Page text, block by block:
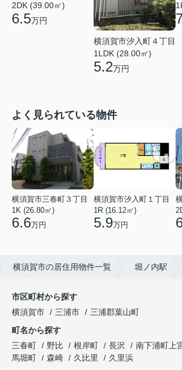
2DK (39.00㎡)
6.5万円
横須賀市汐入町４丁目
1LDK (28.00㎡)
5.2万円
よく見られている物件
横須賀市三春町３丁目
1K (26.80㎡)
6.6万円
横須賀市汐入町１丁目
1R (16.12㎡)
5.9万円
横須賀市の居住用物件一覧 堀ノ内駅
市区町村から探す
横須賀市
三浦市
三浦郡葉山町
町名から探す
三春町
野比 根岸町 長沢 南下浦町上
馬堀町
森崎 久比里
久里浜